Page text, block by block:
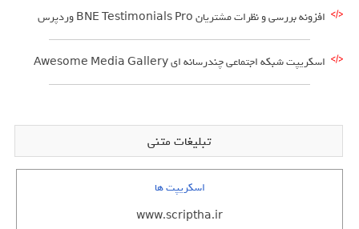
افزونه بررسی و نظرات مشتریان BNE Testimonials Pro وردپرس
اسکریپت شبکه اجتماعی چندرسانه ای Awesome Media Gallery
تبلیغات متنی
اسکریپت ها
www.scriptha.ir